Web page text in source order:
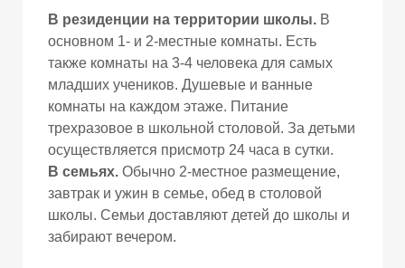
В резиденции на территории школы.В
основном 1- и 2-местные комнаты. Есть
также комнаты на 3-4 человека для самых
младших учеников. Душевые и ванные
комнаты на каждом этаже. Питание
трехразовое в школьной столовой. За детьми
осуществляется присмотр 24 часа в сутки.
В семьях. Обычно 2-местное размещение,
завтрак и ужин в семье, обед в столовой
школы. Семьи доставляют детей до школы и
забирают вечером.